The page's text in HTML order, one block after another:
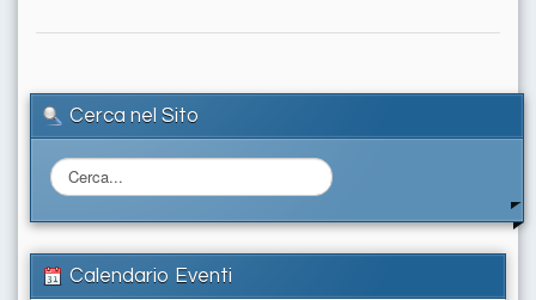
Cerca nel Sito
C
e
r
a
.
Calendario Eventi